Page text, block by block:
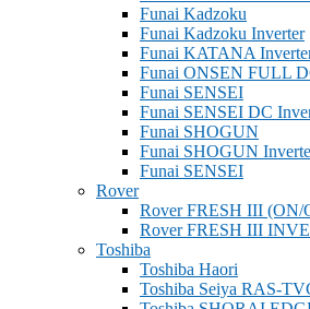
Funai Kadzoku
Funai Kadzoku Inverter
Funai KATANA
Funai ONSEN FULL
Funai SENSEI
Funai SENSEI DC
Funai SHOGUN
Funai SHOGUN
Funai SENSEI
Rover
Rover FRESH III (ON/
Rover FRESH III
Toshiba
Toshiba Haori
Toshiba Seiya RAS-